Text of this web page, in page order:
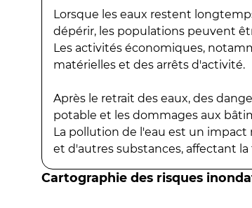
Lorsque les eaux restent
dépérir, les populations peuvent
Les activités économiques,
matérielles et des arrêts d'activité.
Après le retrait des eaux, des
potable et les dommages aux
La pollution de l'eau est un
et d'autres substances, affectant la
Cartographie des risques